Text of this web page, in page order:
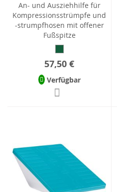
An- und Ausziehhilfe für
Kompressionsstrümpfe und
-strumpfhosen mit offener
Fußspitze
57,50 €
Verfügbar